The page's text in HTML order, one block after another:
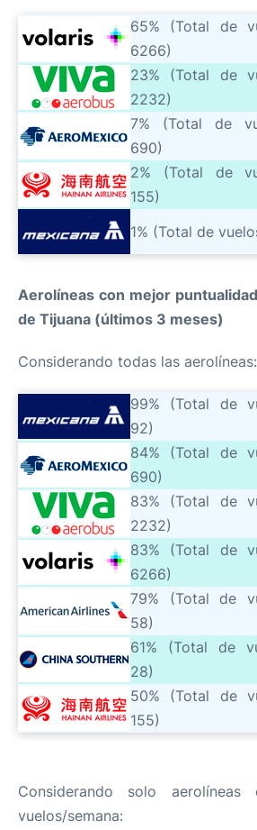
65% (Total de
6266)
23% (Total de
2232)
7% (Total de
690)
2% (Total de
155)
1% (Total de
Aerolíneas con mejor
de Tijuana (últimos 3 meses)
Considerando todas las aerolíneas:
99% (Total de
92)
84% (Total de
690)
83% (Total de
2232)
83% (Total de
6266)
79% (Total de
58)
61% (Total de
28)
50% (Total de
155)
Considerando solo
vuelos/semana: